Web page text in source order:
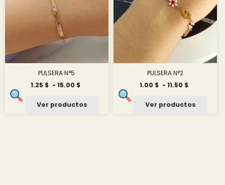
PULSERA N°5
1.25 $ - 15.00 $
desde
Ver productos
PULSERA N°2
1.00 $ - 11.50 $
desde
Ver productos